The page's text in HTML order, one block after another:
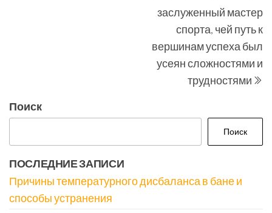
заслуженный мастер
спорта, чей путь к
вершинам успеха был
усеян сложностями и
трудностями
Поиск
Поиск
ПОСЛЕДНИЕ ЗАПИСИ
Причины температурного дисбаланса в бане и
способы устранения